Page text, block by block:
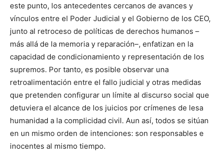
este punto, los antecedentes cercanos de avances y
vínculos entre el Poder Judicial y el Gobierno de los CEO,
junto al retroceso de políticas de derechos humanos –
más allá de la memoria y reparación–, enfatizan en la
capacidad de condicionamiento y representación de los
supremos. Por tanto, es posible observar una
retroalimentación entre el fallo judicial y otras medidas
que pretenden configurar un límite al discurso social que
detuviera el alcance de los juicios por crímenes de lesa
humanidad a la complicidad civil. Aun así, todos se sitúan
en un mismo orden de intenciones: son responsables e
inocentes al mismo tiempo.